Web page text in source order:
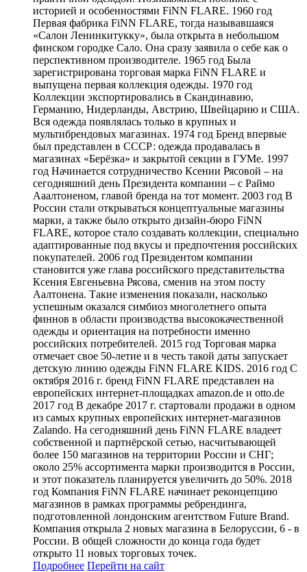
историей и особенностями FiNN FLARE. 1960 год
Первая фабрика FiNN FLARE, тогда называвшаяся
«Салон Ленинкитукку», была открыта в небольшом
финском городке Сало. Она сразу заявила о себе как о
перспективном производителе. 1965 год Была
зарегистрирована торговая марка FiNN FLARE и
выпущена первая коллекция одежды. 1970 год
Коллекции экспортировались в Скандинавию,
Германию, Нидерланды, Австрию, Швейцарию и США.
Вся одежда появлялась только в крупных и
мультибрендовых магазинах. 1974 год Бренд впервые
был представлен в СССР: одежда продавалась в
магазинах «Берёзка» и закрытой секции в ГУМе. 1997
год Начинается сотрудничество Ксении Рясовой – на
сегодняшний день Президента компании – с Раймо
Ааалтоненом, главой бренда на тот момент. 2003 год В
России стали открываться концептуальные магазины
марки, а также было открыто дизайн-бюро FiNN
FLARE, которое стало создавать коллекции, специально
адаптированные под вкусы и предпочтения российских
покупателей. 2006 год Президентом компании
становится уже глава российского представительства
Ксения Евгеньевна Рясова, сменив на этом посту
Аалтонена. Такие изменения показали, насколько
успешным оказался симбиоз многолетнего опыта
финнов в области производства высококачественной
одежды и ориентация на потребности именно
российских потребителей. 2015 год Торговая марка
отмечает свое 50-летие и в честь такой даты запускает
детскую линию одежды FiNN FLARE KIDS. 2016 год С
октября 2016 г. бренд FiNN FLARE представлен на
европейских интернет-площадках amazon.de и otto.de
2017 год В декабре 2017 г. стартовали продажи в одном
из самых крупных европейских интернет-магазинов
Zalando. На сегодняшний день FiNN FLARE владеет
собственной и партнёрской сетью, насчитывающей
более 150 магазинов на территории России и СНГ;
около 25% ассортимента марки производится в России,
и этот показатель планируется увеличить до 50%. 2018
год Компания FiNN FLARE начинает реконцепцию
магазинов в рамках программы ребрендинга,
подготовленной лондонским агентством Future Brand.
Компания открыла 2 новых магазина в Белоруссии, 6 - в
России. В общей сложности до конца года будет
открыто 11 новых торговых точек.
Подробнее Перейти на сайт